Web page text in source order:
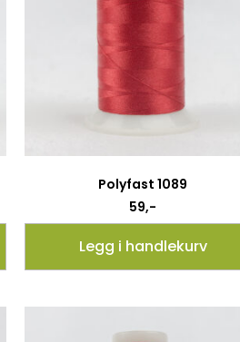
Polyfast 1089
59,-
Legg i handlekurv